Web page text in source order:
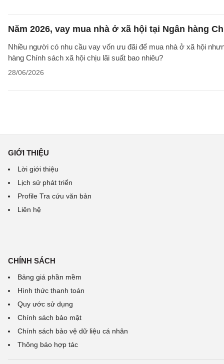
Năm 2026, vay mua nhà ở xã hội tại Ngân hàng
Nhiều người có nhu cầu vay vốn ưu đãi để mua nhà ở xã hội
hàng Chính sách xã hội chịu lãi suất bao nhiêu?
28/06/2026
GIỚI THIỆU
Lời giới thiệu
Lịch sử phát triển
Profile Tra cứu văn bản
Liên hệ
CHÍNH SÁCH
Bảng giá phần mềm
Hình thức thanh toán
Quy ước sử dụng
Chính sách bảo mật
Chính sách bảo vệ dữ liệu cá nhân
Thông báo hợp tác